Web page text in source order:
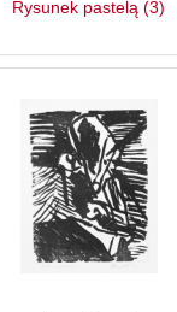
Rysunek pastelą (3)